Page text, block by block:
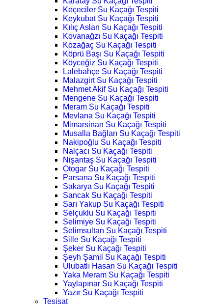
Keçeciler Su Kaçağı Tespiti
Keykubat Su Kaçağı Tespiti
Kılıç Aslan Su Kaçağı Tespiti
Kovanağzı Su Kaçağı Tespiti
Kozağaç Su Kaçağı Tespiti
Köprü Başı Su Kaçağı Tespiti
Köyceğiz Su Kaçağı Tespiti
Lalebahçe Su Kaçağı Tespiti
Malazgirt Su Kaçağı Tespiti
Mehmet Akif Su Kaçağı Tespiti
Mengene Su Kaçağı Tespiti
Meram Su Kaçağı Tespiti
Mevlana Su Kaçağı Tespiti
Mimarsinan Su Kaçağı Tespiti
Musalla Bağları Su Kaçağı Tespiti
Nakipoğlu Su Kaçağı Tespiti
Nalçacı Su Kaçağı Tespiti
Nişantaş Su Kaçağı Tespiti
Otogar Su Kaçağı Tespiti
Parsana Su Kaçağı Tespiti
Sakarya Su Kaçağı Tespiti
Sancak Su Kaçağı Tespiti
Sarı Yakup Su Kaçağı Tespiti
Selçuklu Su Kaçağı Tespiti
Selimiye Su Kaçağı Tespiti
Selimsultan Su Kaçağı Tespiti
Sille Su Kaçağı Tespiti
Şeker Su Kaçağı Tespiti
Şeyh Şamil Su Kaçağı Tespiti
Ulubatlı Hasan Su Kaçağı Tespiti
Yaka Meram Su Kaçağı Tespiti
Yaylapınar Su Kaçağı Tespiti
Yazır Su Kaçağı Tespiti
Tesisat